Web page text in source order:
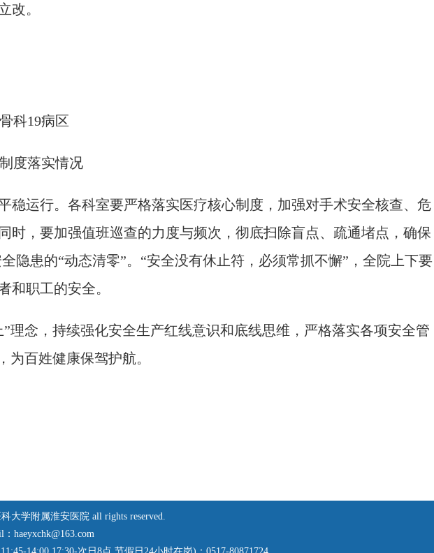
改。
科19病区
度落实情况
运行。各科室要严格落实医疗核心制度，加强对手术安全核查、危
，要加强值班巡查的力度与频次，彻底扫除盲点、疏通堵点，确保
患的“动态清零”。“安全没有休止符，必须常抓不懈”，全院上下要
和职工的安全。
念，持续强化安全生产红线意识和底线思维，严格落实各项安全管
百姓健康保驾护航。
大学附属淮安医院 all rights reserved.
：haeyxchk@163.com